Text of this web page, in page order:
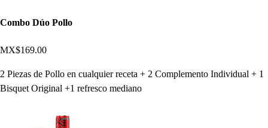
Combo Dúo Pollo
MX$169.00
2 Piezas de Pollo en cualquier receta + 2 Complemento Individual + 1
Bisquet Original +1 refresco mediano